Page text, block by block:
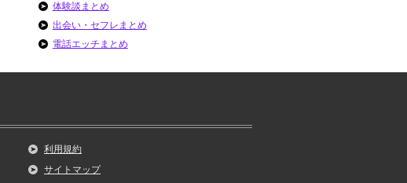
体験談まとめ
出会い・セフレまとめ
電話エッチまとめ
利用規約
サイトマップ